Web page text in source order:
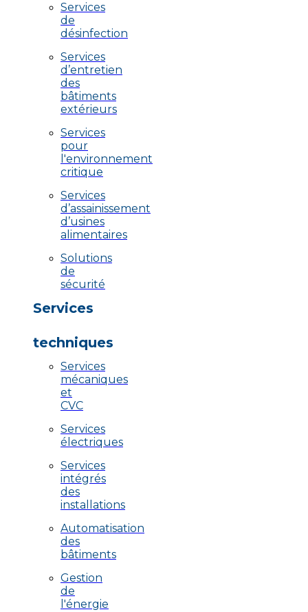
Services
de
désinfection
Services
d’entretien
des
bâtiments
extérieurs
Services
pour
l'environnement
critique
Services
d’assainissement
d’usines
alimentaires
Solutions
de
sécurité
Services
techniques
Services
mécaniques
et
CVC
Services
électriques
Services
intégrés
des
installations
Automatisation
des
bâtiments
Gestion
de
l'énergie